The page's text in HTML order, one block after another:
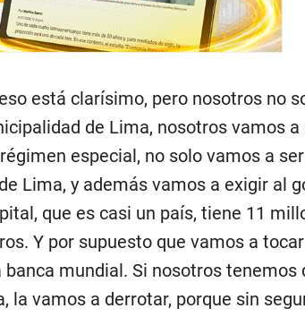
está clarísimo, pero nosotros no
de Lima, nosotros vamos
especial, no solo vamos a
Lima, y además vamos a exigir al
que es casi un país, tiene 11
Y por supuesto que vamos a
mundial. Si nosotros tenemos
la vamos a derrotar, porque sin